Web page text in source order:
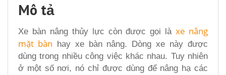
Mô tả
Xe bàn nâng thủy lực còn được gọi làxe nâng
mặt bàn hay xe bàn nâng. Dòng xe này được
dùng trong nhiều công việc khác nhau. Tuy nhiên
ở một số nơi, nó chỉ được dùng để nâng hạ các